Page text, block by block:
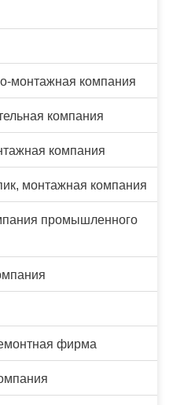
монтажная компания
компания
компания
монтажная компания
промышленного
фирма